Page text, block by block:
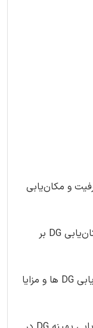
و مکان‌یابی
3- مرورهایی جامع بر برآورد ظرفیت و مکان‌یابی DG بر
3-1- تکنیک بهینه برآورد ظرفیت و مکان‌یابی DG ها و مزایا